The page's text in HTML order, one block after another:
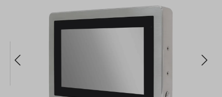
Bildergalerie überspringen